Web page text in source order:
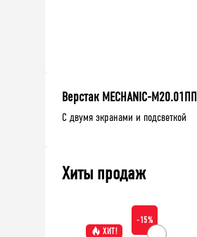
Верстак MECHANIC-
С двумя экранами и подсветкой
Хиты продаж
ХИТ!
-15%